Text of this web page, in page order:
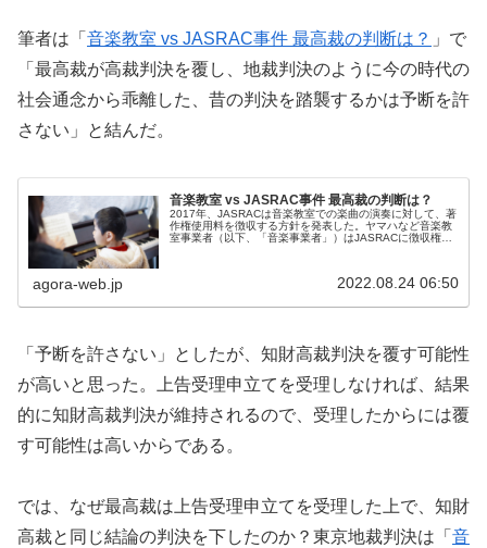
筆者は「 音楽教室 vs JASRAC事件 最高裁の判断は？ 」で
「最高裁が高裁判決を覆し、地裁判決のように今の時代の
社会通念から乖離した、昔の判決を踏襲するかは予断を許
さない」と結んだ。
音楽教室 vs JASRAC事件 最高裁の判断は？
2017年、JASRACは音楽教室での楽曲の演奏に対して、著
作権使用料を徴収する方針を発表した。ヤマハなど音楽教
室事業者（以下、「音楽事業者」）はJASRACに徴収権限
agora-web.jp 2022.08.24 06:50
「予断を許さない」としたが、知財高裁判決を覆す可能性
が高いと思った。上告受理申立てを受理しなければ、結果
的に知財高裁判決が維持されるので、受理したからには覆
す可能性は高いからである。
では、なぜ最高裁は上告受理申立てを受理した上で、知財
高裁と同じ結論の判決を下したのか？東京地裁判決は「 音